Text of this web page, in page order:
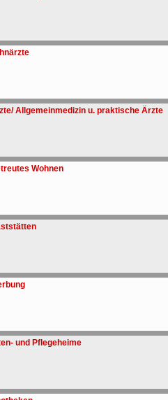
Allgemeinmedizin u. praktische Ärzte
Wohnen
und Pflegeheime